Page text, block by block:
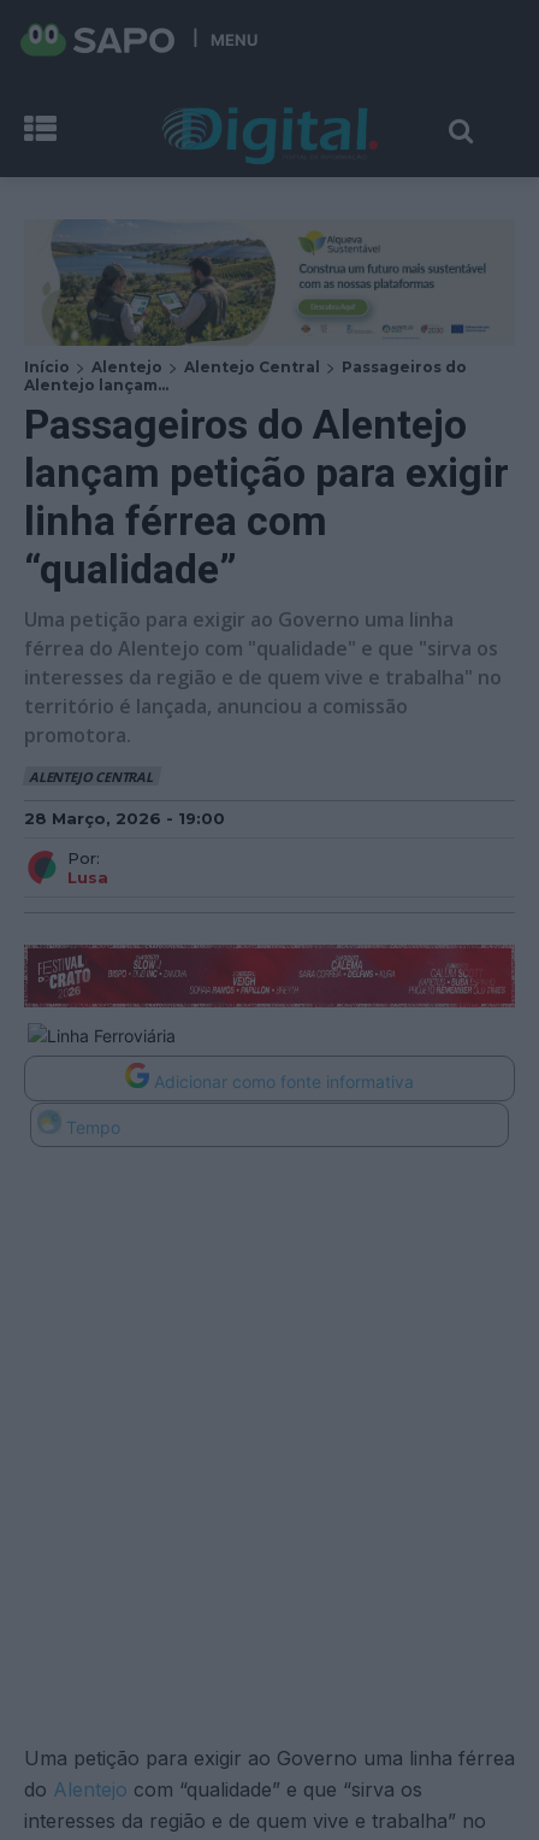
MENU
Início Alentejo Alentejo Central
Passageiros do
Alentejo lançam...
Passageiros do Alentejo
lançam petição para exigir
linha férrea com
“qualidade”
Uma petição para exigir ao Governo uma linha
férrea do Alentejo com "qualidade" e que "sirva os
interesses da região e de quem vive e trabalha" no
território é lançada, anunciou a comissão
promotora.
ALENTEJO CENTRAL
28 Março, 2026 - 19:00
Por:
Lusa
Adicionar como fonte informativa
Tempo
Uma petição para exigir ao Governo uma linha férrea
do Alentejo com “qualidade” e que “sirva os
interesses da região e de quem vive e trabalha” no